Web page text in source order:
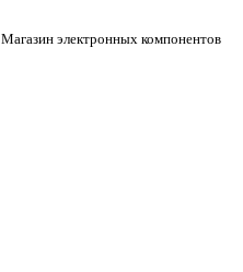
Магазин электронных компонентов